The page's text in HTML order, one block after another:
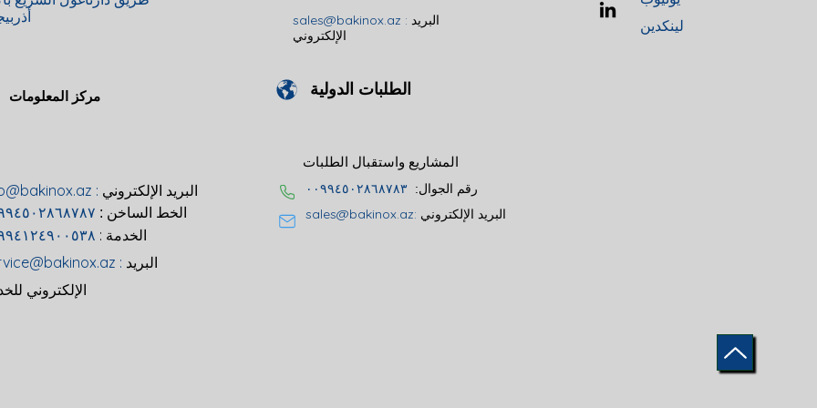
مركز المعلومات
: البريد الإلكتروني
الخط الساخن :
الخدمة :
: البريد
sales@bakinox.az : البريد
الإلكتروني
الطلبات الدولية
رقم الجوال: ٠٠٩٩٤٥٠٢٨٦٨٧٨٣
sales@bakinox.az: البريد الإلكتروني
لينكدين